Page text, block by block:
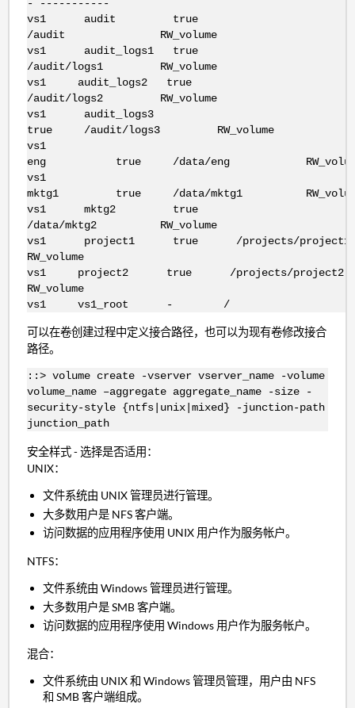
- -----------
vs1 audit true
/audit RW_volume
vs1 audit_logs1 true
/audit/logs1 RW_volume
vs1 audit_logs2 true
/audit/logs2 RW_volume
vs1 audit_logs3
true /audit/logs3 RW_volume
vs1
eng true /data/eng
vs1
mktg1 true /data/mktg1
vs1 mktg2 true
/data/mktg2 RW_volume
vs1 project1 true /projects/
RW_volume
vs1 project2 true /projects/
RW_volume
vs1 vs1_root - /
可以在卷创建过程中定义接合路径，也可以为现有卷修改接合
路径。
::> volume create -vserver vserver_name -volume
volume_name –aggregate aggregate_name -size -
security-style {ntfs|unix|mixed} -junction-path
junction_path
安全样式 - 选择是否适用：
UNIX：
文件系统由 UNIX 管理员进行管理。
大多数用户是 NFS 客户端。
访问数据的应用程序使用 UNIX 用户作为服务帐户。
NTFS：
文件系统由 Windows 管理员进行管理。
大多数用户是 SMB 客户端。
访问数据的应用程序使用 Windows 用户作为服务帐户。
混合：
文件系统由 UNIX 和 Windows 管理员管理，用户由 NFS
和 SMB 客户端组成。